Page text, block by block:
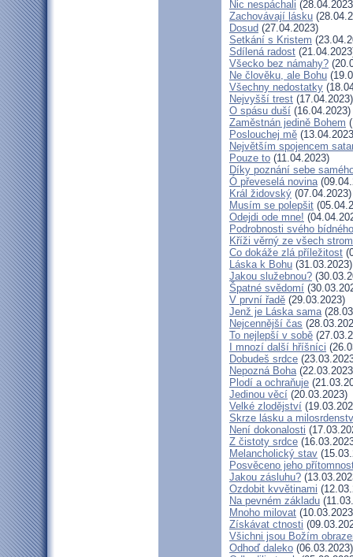
Nic nespáchali
Zachovávají lásku
Dosud (27.04.2023)
Setkání s Kristem
Sdílená radost
Všecko bez námahy?
Ne člověku, ale Bohu
Všechny nedostatky
Nejvyšší trest (17.04.2023)
O spásu duší (16.04.2023)
Zaměstnán jedině Bohem
Poslouchej mě
Největším spojencem
Pouze to (11.04.2023)
Díky poznání sebe
Ó převeselá novina
Král židovský (07.04.2023)
Musím se polepšit
Odejdi ode mne!
Podrobnosti svého
Kříži věrný ze všech
Co dokáže zlá příležitost
Láska k Bohu (31.03.2023)
Jakou služebnou?
Špatné svědomí
V první řadě (29.03.2023)
Jenž je Láska sama
Nejcennější čas
To nejlepší v sobě
I mnozí další hříšníci
Dobudeš srdce
Nepozná Boha
Plodí a ochraňuje
Jedinou věcí (20.03.2023)
Velké zlodějství
Skrze lásku a
Není dokonalosti
Z čistoty srdce
Melancholický stav
Posvěceno jeho
Jakou zásluhu?
Ozdobit kvvětinami
Na pevném základu
Mnoho milovat
Získávat ctnosti
Všichni jsou Božím
Odhoď daleko (06.03.2023)